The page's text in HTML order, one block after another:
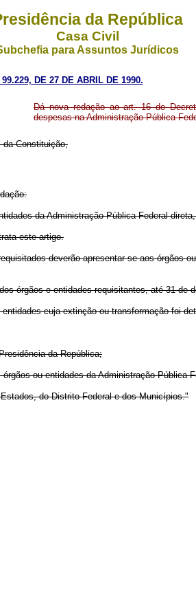
da República
Casa Civil
para Assuntos Jurídicos
DE 27 DE ABRIL DE 1990.
Dá nova redação ao art. 16 do
despesas na Administração Pública
Constituição,
da Administração Pública Federal
este artigo.
deverão apresentar-se aos órgãos
órgãos e entidades requisitantes, até 31 de
cuja extinção ou transformação foi
da República;
ou entidades da Administração Pública
do Distrito Federal e dos Municípios."